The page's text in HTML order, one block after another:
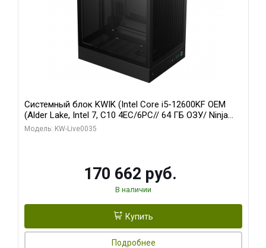
Системный блок KWIK (Intel Core i5-12600KF OEM
(Alder Lake, Intel 7, C10 4EC/6PC// 64 ГБ ОЗУ/ Ninja
Sinotex GTX1650 4GB 128bit GDDR6 DVI DP HDMI 2/
Модель: KW-Live0035
170 662 руб.
В наличии
Купить
Подробнее